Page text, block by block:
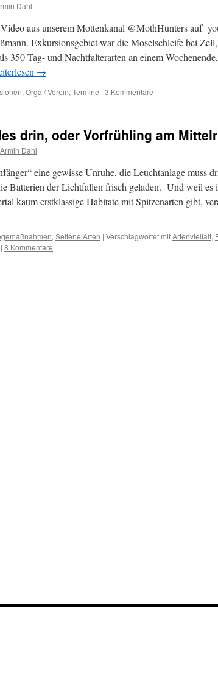
Dahl
aus unserem Mottenkanal @MothHunters auf
Exkursionsgebiet war die Moselschleife bei
350 Tag- und Nachtfalterarten an einem
→
, Orga / Verein, Termine | 3 Kommentare
drin, oder Vorfrühling am
Armin Dahl
eine gewisse Unruhe, die Leuchtanlage muss
Batterien der Lichtfallen frisch geladen. Und weil es
kaum erstklassige Habitate mit Spitzenarten gibt,
, Seltene Arten | Verschlagwortet mitArtenvielfalt,
| 8 Kommentare